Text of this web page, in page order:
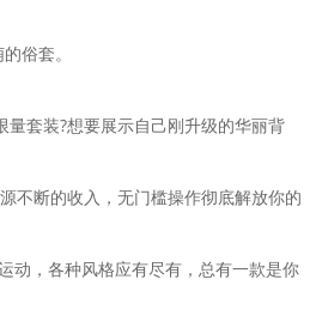
俗套。
套装?想要展示自己刚升级的华丽背
不断的收入，无门槛操作彻底解放你的
动，各种风格应有尽有，总有一款是你